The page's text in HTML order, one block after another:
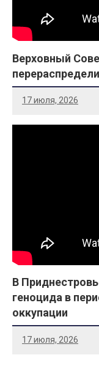
Верховный
17 июля, 2026
В
геноцида в
оккупации
17 июля, 2026